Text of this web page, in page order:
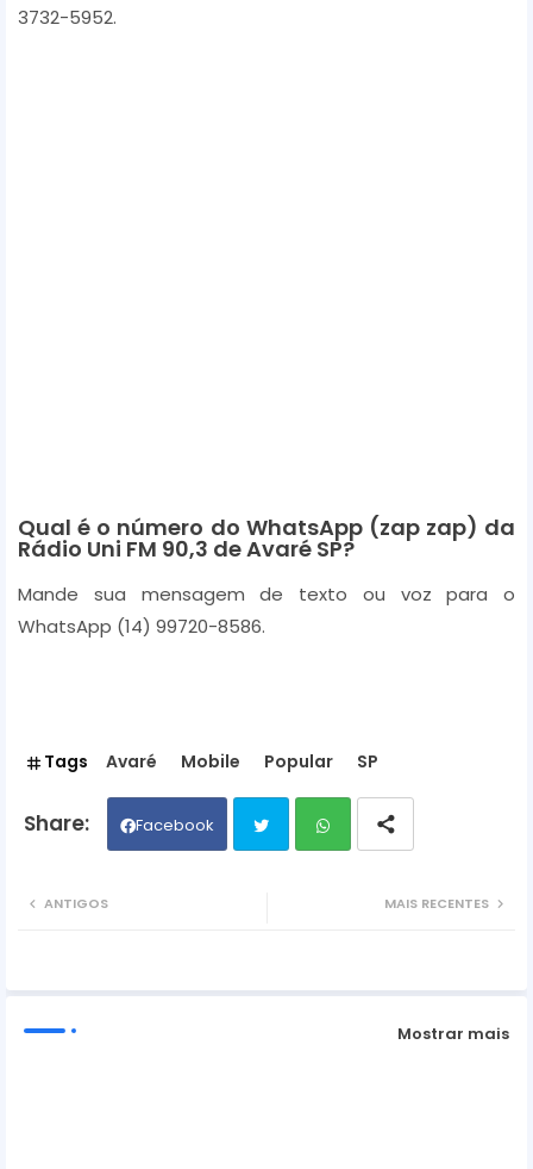
3732-5952.
Qual é o número do WhatsApp (zap zap) da
Rádio Uni FM 90,3 de Avaré SP?
Mande sua mensagem de texto ou voz para o
WhatsApp (14) 99720-8586.
Tags Avaré Mobile Popular SP
Facebook
ap
MAIS RECENTES
ANTIGOS
Mostrar mais